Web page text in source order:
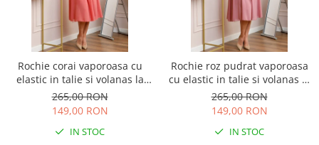
Rochie corai vaporoasa cu
elastic in talie si volanas la
decolteu Allegra
265,00 RON
149,00 RON
IN STOC
Rochie roz pudrat vaporoasa
cu elastic in talie si volanas la
decolteu Allegra
265,00 RON
149,00 RON
IN STOC